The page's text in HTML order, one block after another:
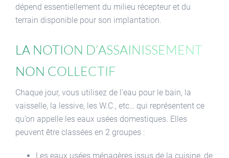
dépend essentiellement du milieu récepteur et du
terrain disponible pour son implantation.
La notion d’assainissement
non collectif
Chaque jour, vous utilisez de l’eau pour le bain, la
vaisselle, la lessive, les W.C., etc… qui représentent ce
qu’on appelle les eaux usées domestiques. Elles
peuvent être classées en 2 groupes :
Les eaux usées ménagères issus de la cuisine, de